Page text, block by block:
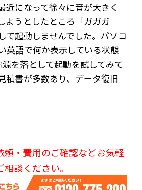
近になって徐々に音が大きく
ようとしたところ「ガガガ
て起動しませんでした。パソコ
英語で何か表示している状態
を落として起動を試してみて
積書が多数あり、データ復旧
頼・費用のご確認などお気軽
相談ください。